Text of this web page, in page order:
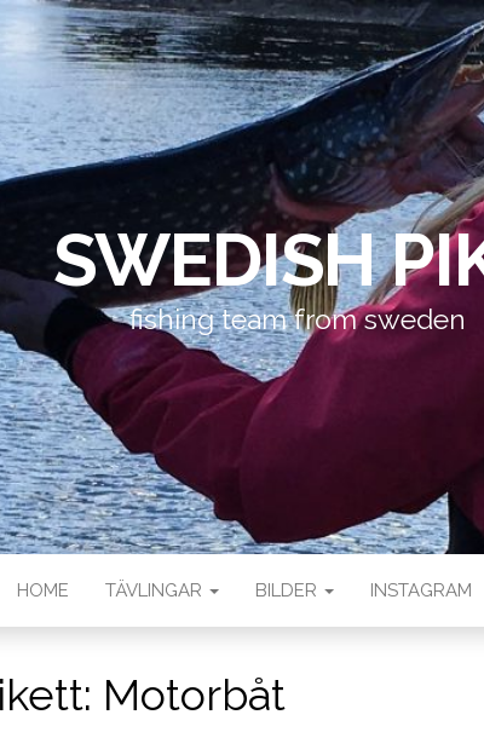
SWEDISH
fishing team from sweden
HOME TÄVLINGAR BILDER INSTAGRAM
Motorbåt